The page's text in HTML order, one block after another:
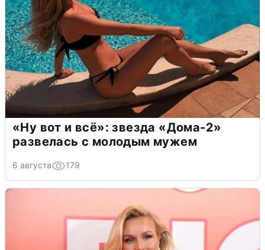
«Ну вот и всё»: звезда «Дома-2»
развелась с молодым мужем
6 августа 179